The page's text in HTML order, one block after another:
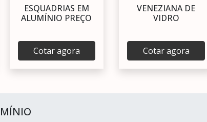
ESQUADRIAS EM
ALUMÍNIO PREÇO
Cotar agora
VENEZIANA DE
VIDRO
Cotar agora